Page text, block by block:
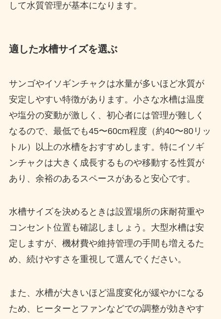
して水質管理が基本になります。
適した水槽サイズを選ぶ
サンゴやイソギンチャクは水量が多いほど水質が
安定しやすい特徴があります。小さな水槽は温度
や塩分の変動が激しく、初心者には管理が難しく
なるので、最低でも45〜60cm程度（約40〜80リッ
トル）以上の水槽をおすすめします。特にイソギ
ンチャクは大きく成長するものや移動する性質が
あり、余裕のあるスペースがあると安心です。
水槽サイズを決めるときは設置場所の床耐荷重や
コンセント位置も確認しましょう。大型水槽は安
定しますが、機材費や維持管理の手間も増えるた
め、続けやすさを重視して選んでください。
また、水槽が大きいほど温度変化が緩やかになる
ため、ヒーターとファンなどでの調整が効きやす